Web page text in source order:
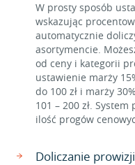
W prosty sposób
wskazując
automatycznie
asortymencie.
od ceny i kategorii
ustawienie marży
do 100 zł i marży
101 – 200 zł.
ilość progów
Doliczanie